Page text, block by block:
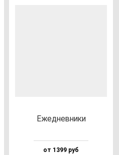
Ежед­нев­ни­ки
от 1399 руб